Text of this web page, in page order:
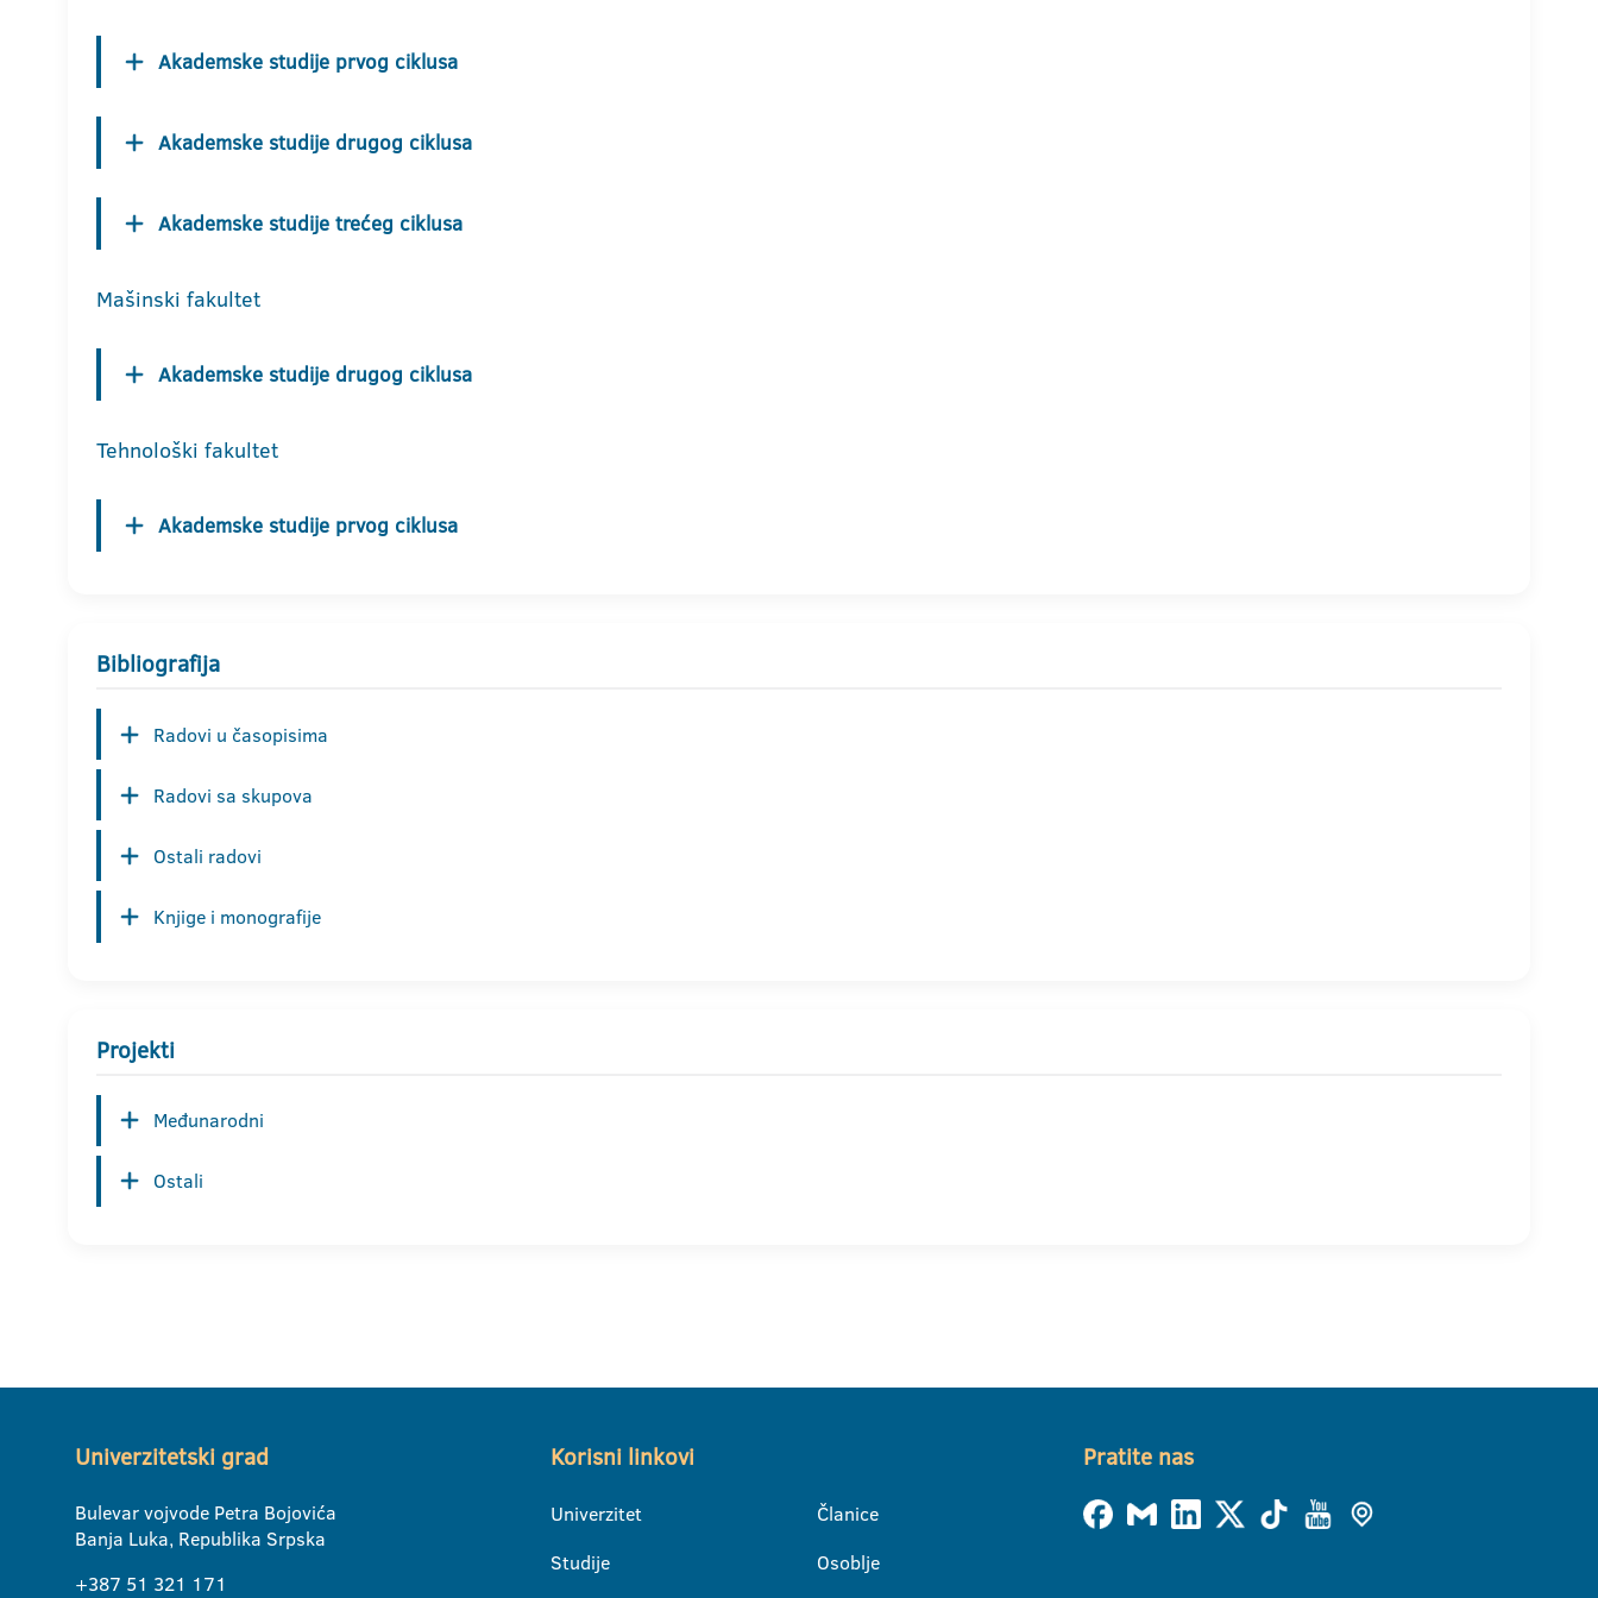
Akademske studije prvog ciklusa
Akademske studije drugog ciklusa
Akademske studije trećeg ciklusa
Mašinski fakultet
Akademske studije drugog ciklusa
Tehnološki fakultet
Akademske studije prvog ciklusa
Bibliografija
Radovi u časopisima
Radovi sa skupova
Ostali radovi
Knjige i monografije
Projekti
Međunarodni
Ostali
Univerzitetski grad
Bulevar vojvode Petra Bojovića
Banja Luka, Republika Srpska
+387 51 321 171
Korisni linkovi
Univerzitet
Studije
Članice
Osoblje
Pratite nas